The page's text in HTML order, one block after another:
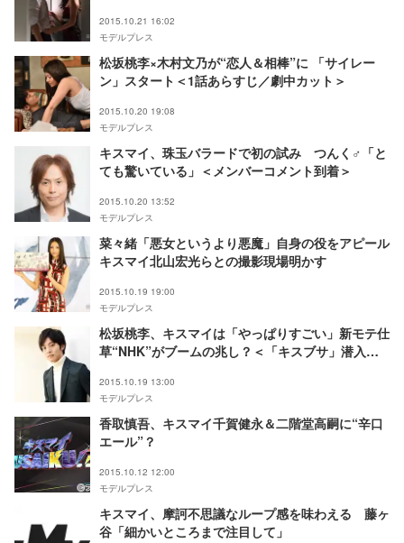
2015.10.21 16:02
モデルプレス
松坂桃李×木村文乃が“恋人＆相棒”に 「サイレー
ン」スタート＜1話あらすじ／劇中カット＞
2015.10.20 19:08
モデルプレス
キスマイ、珠玉バラードで初の試み つんく♂「と
ても驚いている」＜メンバーコメント到着＞
2015.10.20 13:52
モデルプレス
菜々緒「悪女というより悪魔」自身の役をアピール
キスマイ北山宏光らとの撮影現場明かす
2015.10.19 19:00
モデルプレス
松坂桃李、キスマイは「やっぱりすごい」新モテ仕
草“NHK”がブームの兆し？＜「キスブサ」潜入イ
2015.10.19 13:00
モデルプレス
香取慎吾、キスマイ千賀健永＆二階堂高嗣に“辛口
エール”？
2015.10.12 12:00
モデルプレス
キスマイ、摩訶不思議なループ感を味わえる 藤ヶ
谷「細かいところまで注目して」